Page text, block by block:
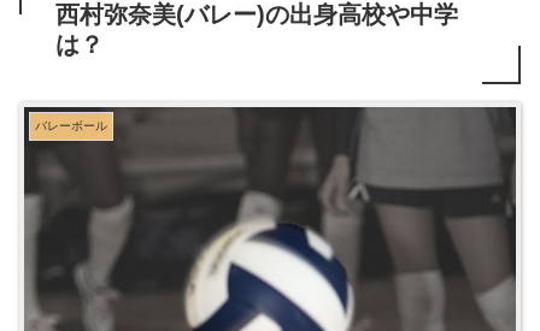
西村弥奈美(バレー)の出身高校や中学
は？
バレーボール